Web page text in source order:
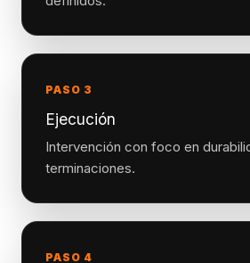
PASO 3
Ejecución
Intervención con foco en
terminaciones.
PASO 4